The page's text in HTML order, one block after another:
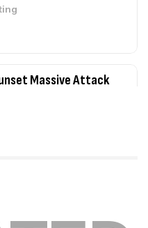
Massive Attack